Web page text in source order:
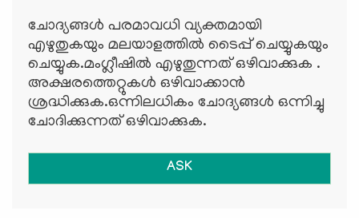
ചോദ്യങ്ങള്‍ പരമാവധി വ്യക്തമായി
എഴുതുകയും മലയാളത്തില്‍ ടൈപ്പ് ചെയ്യുകയും
ചെയ്യുക.മംഗ്ലീഷില്‍ എഴുതുന്നത് ഒഴിവാക്കുക .
അക്ഷരത്തെറ്റുകള്‍ ഒഴിവാക്കാന്‍
ശ്രദ്ധിക്കുക.ഒന്നിലധികം ചോദ്യങ്ങള്‍ ഒന്നിച്ചു
ചോദിക്കുന്നത് ഒഴിവാക്കുക.
ASK